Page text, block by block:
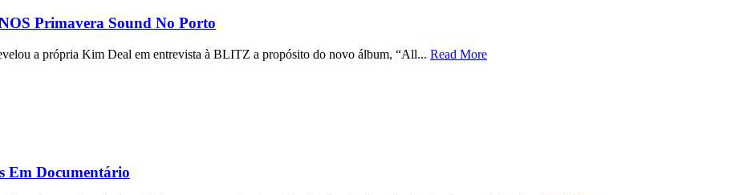
Primavera Sound No Porto
a própria Kim Deal em entrevista à BLITZ a propósito do novo álbum, “All... Read More
Em Documentário